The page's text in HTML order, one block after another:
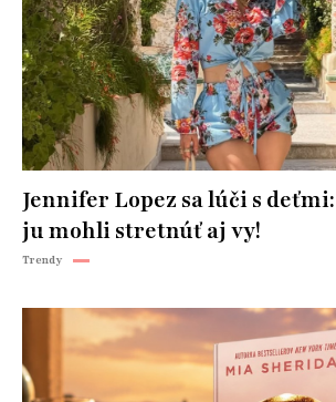
Jennifer Lopez sa lúči s
ju mohli stretnúť aj vy!
Trendy